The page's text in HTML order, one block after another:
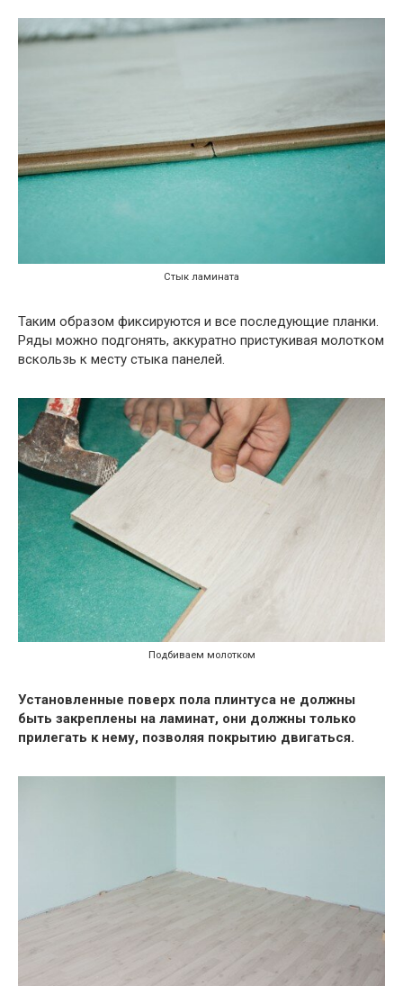
Стык ламината
Таким образом фиксируются и все последующие планки.
Ряды можно подгонять, аккуратно пристукивая молотком
вскользь к месту стыка панелей.
Подбиваем молотком
Установленные поверх пола плинтуса не должны
быть закреплены на ламинат, они должны только
прилегать к нему, позволяя покрытию двигаться.